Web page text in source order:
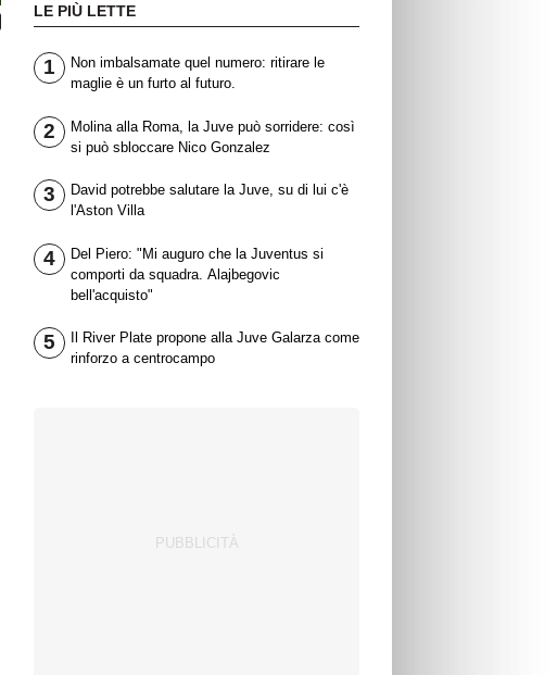
LE PIÙ LETTE
1
Non imbalsamate quel numero: ritirare le
maglie è un furto al futuro.
2
Molina alla Roma, la Juve può sorridere: così
si può sbloccare Nico Gonzalez
3
David potrebbe salutare la Juve, su di lui c'è
l'Aston Villa
4
Del Piero: "Mi auguro che la Juventus si
comporti da squadra. Alajbegovic
bell'acquisto"
5
Il River Plate propone alla Juve Galarza come
rinforzo a centrocampo